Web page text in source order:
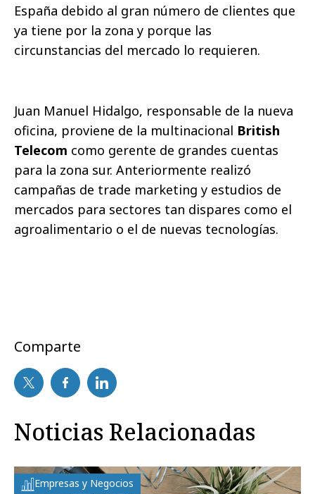
España debido al gran número de clientes que
ya tiene por la zona y porque las
circunstancias del mercado lo requieren.
Juan Manuel Hidalgo, responsable de la nueva
oficina, proviene de la multinacional British
Telecom como gerente de grandes cuentas
para la zona sur. Anteriormente realizó
campañas de trade marketing y estudios de
mercados para sectores tan dispares como el
agroalimentario o el de nuevas tecnologías.
Comparte
Noticias Relacionadas
Empresas y Negocios